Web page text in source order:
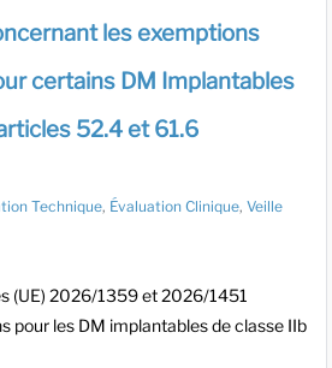
les exemptions
certains DM Implantables
52.4 et 61.6
Technique, Évaluation Clinique, Veille
(UE) 2026/1359 et 2026/1451
pour les DM implantables de classe IIb